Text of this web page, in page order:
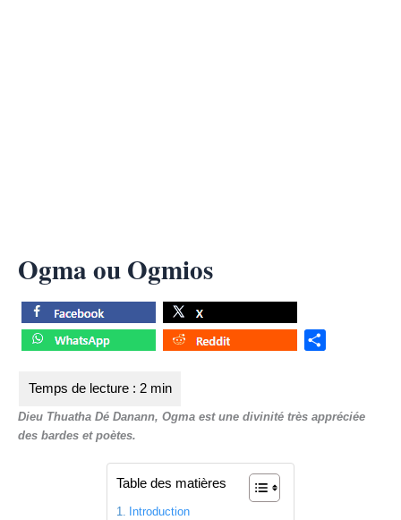
Ogma ou Ogmios
e
Dieu Thuatha Dé Danann, Ogma est une divinité très appréciée
des bardes et poètes.
Table des matières
Introduction